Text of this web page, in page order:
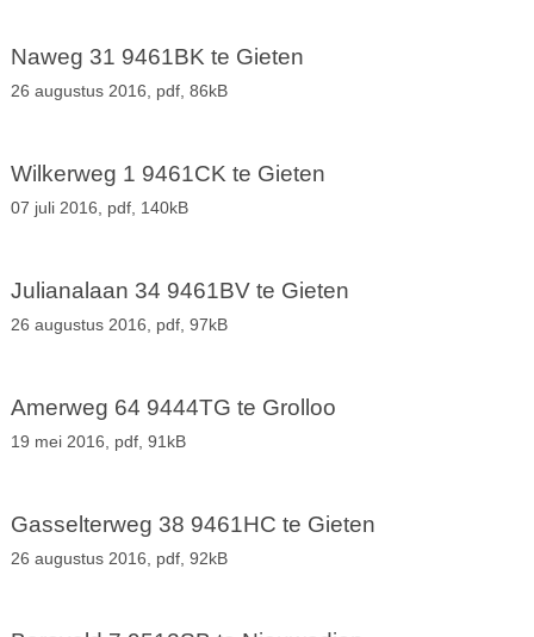
Naweg 31 9461BK te Gieten
26 augustus 2016, pdf, 86kB
Wilkerweg 1 9461CK te Gieten
07 juli 2016, pdf, 140kB
Julianalaan 34 9461BV te Gieten
26 augustus 2016, pdf, 97kB
Amerweg 64 9444TG te Grolloo
19 mei 2016, pdf, 91kB
Gasselterweg 38 9461HC te Gieten
26 augustus 2016, pdf, 92kB